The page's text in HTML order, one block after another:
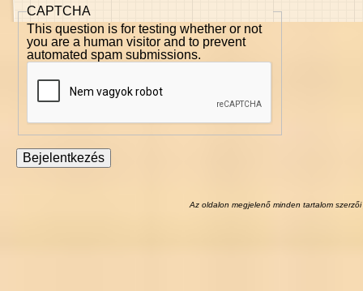
CAPTCHA
This question is for testing whether or not
you are a human visitor and to prevent
automated spam submissions.
Az oldalon megjelenő minden tartalom